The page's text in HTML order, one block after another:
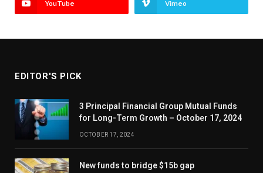
YouTube Vimeo
EDITOR'S PICK
3 Principal Financial Group Mutual Funds
for Long-Term Growth – October 17, 2024
OCTOBER 17, 2024
New funds to bridge $15b gap